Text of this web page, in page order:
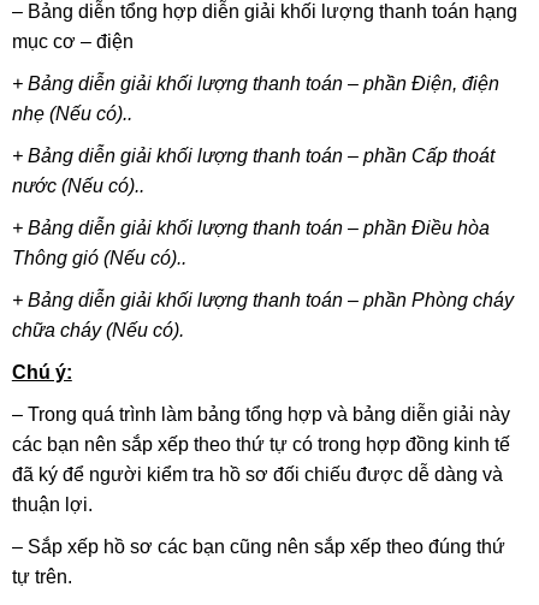
– Bảng diễn tổng hợp diễn giải khối lượng thanh toán hạng
mục cơ – điện
+ Bảng diễn giải khối lượng thanh toán – phần Điện, điện
nhẹ (Nếu có)..
+ Bảng diễn giải khối lượng thanh toán – phần Cấp thoát
nước (Nếu có)..
+ Bảng diễn giải khối lượng thanh toán – phần Điều hòa
Thông gió (Nếu có)..
+ Bảng diễn giải khối lượng thanh toán – phần Phòng cháy
chữa cháy (Nếu có).
Chú ý:
– Trong quá trình làm bảng tổng hợp và bảng diễn giải này
các bạn nên sắp xếp theo thứ tự có trong hợp đồng kinh tế
đã ký để người kiểm tra hồ sơ đối chiếu được dễ dàng và
thuận lợi.
– Sắp xếp hồ sơ các bạn cũng nên sắp xếp theo đúng thứ
tự trên.